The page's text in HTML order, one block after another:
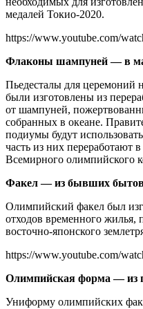
медалей Токио-2020.
https://www.youtube.com/
Флаконы шампуней — в
Пьедесталы для церемоний
были изготовлены из
от шампуней,
собранных в океане.
подиумы будут
часть из них переработают
Всемирного олимпийского
Факел — из бывших
Олимпийский факел был
отходов временного жилья,
восточно-японского
https://www.youtube.com/
Олимпийская форма — из
Униформу олимпийских